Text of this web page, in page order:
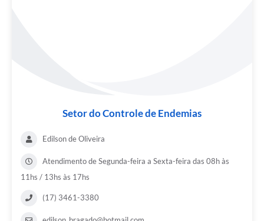
Setor do Controle de Endemias
Edilson de Oliveira
Atendimento de Segunda-feira a Sexta-feira das 08h às
11hs / 13hs às 17hs
(17) 3461-3380